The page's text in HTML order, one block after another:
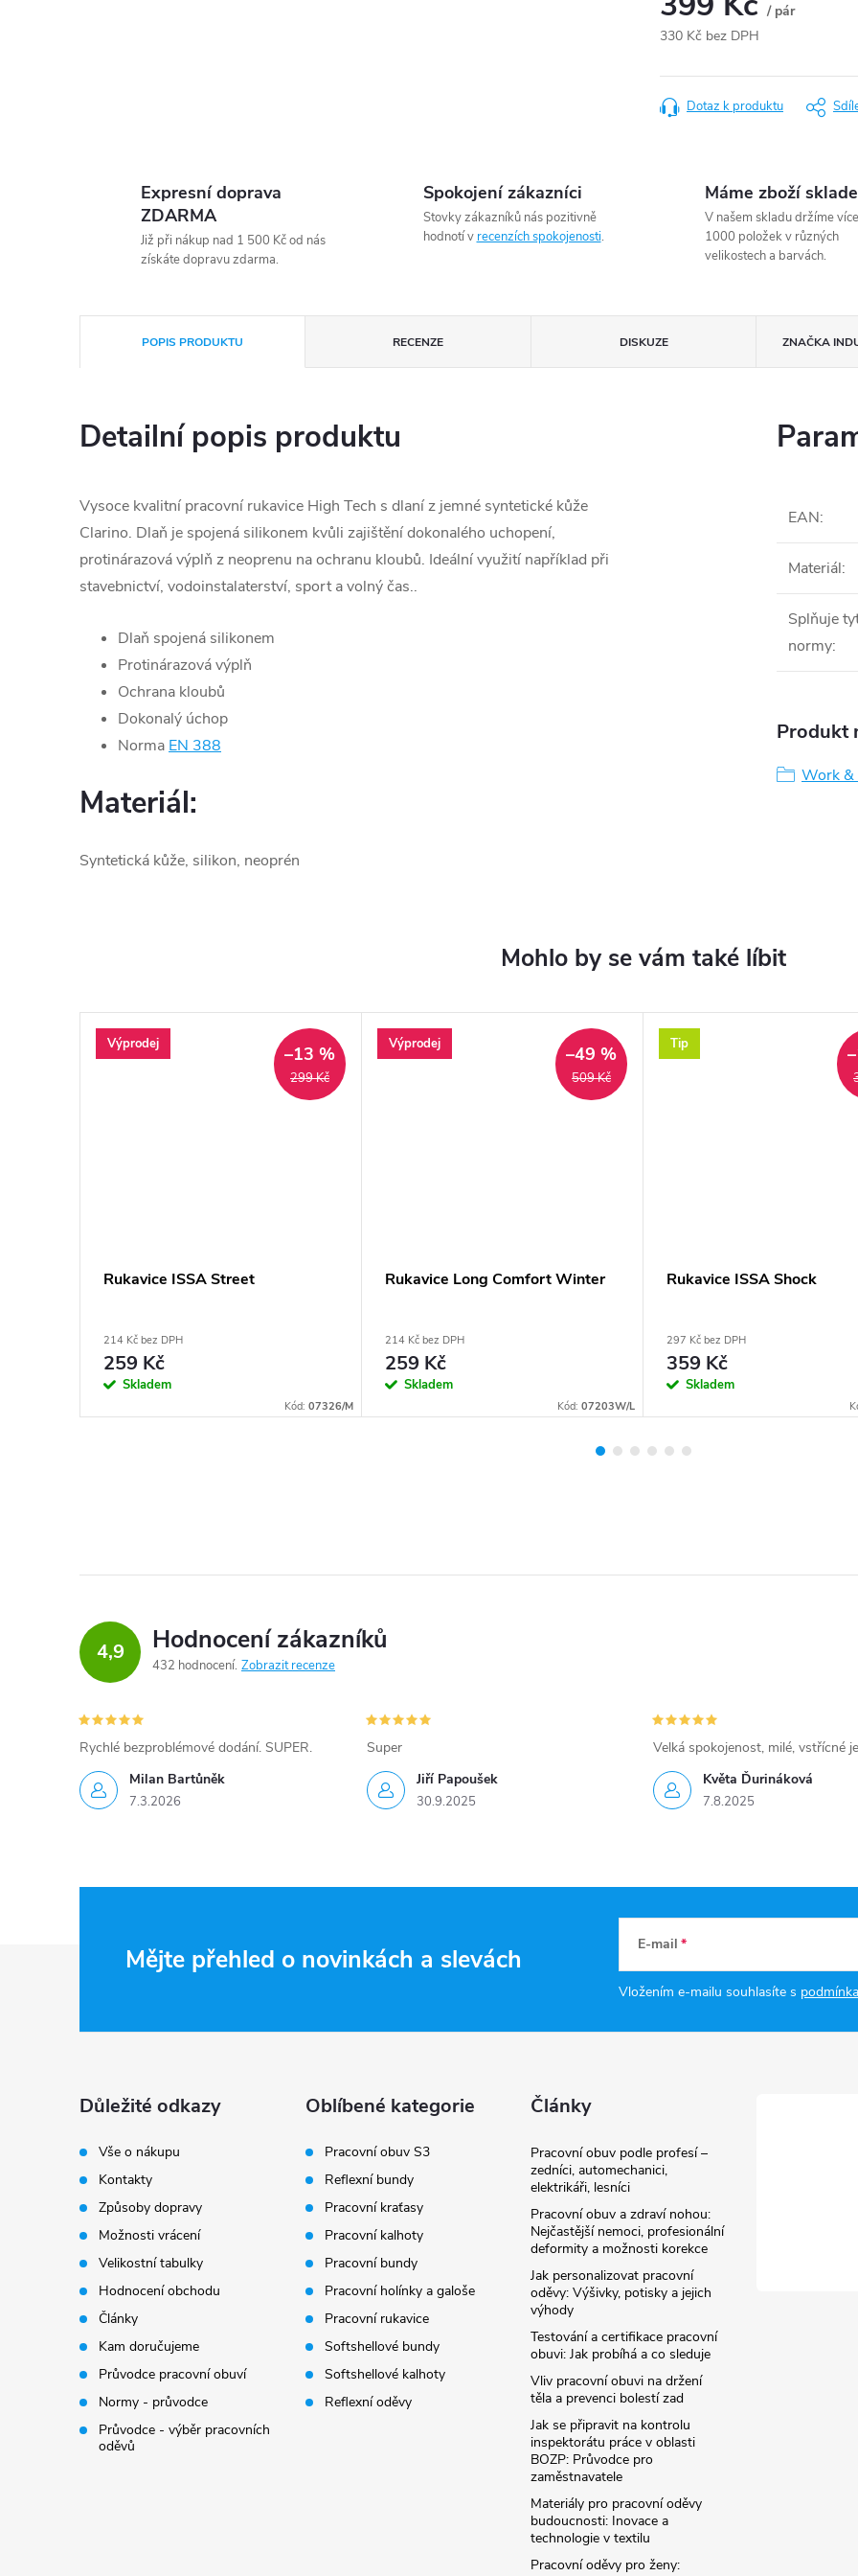
/ pár
330 Kč bez DPH
cena:
Dotaz k produktu
Expresní doprava
ZDARMA
Již při nákup nad 1 500 Kč od nás
získáte dopravu zdarma.
Spokojení zákazníci
Stovky zákazníků nás pozitivně
hodnotí v recenzích spokojenosti.
Máme zboží
V našem skladu držíme
1000 položek v různých
velikostech a barvách.
POPIS PRODUKTU RECENZE DISKUZE ZNAČKA
Detailní popis produktu
Vysoce kvalitní pracovní rukavice High Tech s dlaní z jemné syntetické kůže
Clarino. Dlaň je spojená silikonem kvůli zajištění dokonalého uchopení,
protinárazová výplň z neoprenu na ochranu kloubů. Ideální využití například při
stavebnictví, vodoinstalaterství, sport a volný čas..
Dlaň spojená silikonem
Protinárazová výplň
Ochrana kloubů
Dokonalý úchop
Norma EN 388
Materiál:
Syntetická kůže, silikon, neoprén
EAN:
Materiál:
Splňuje
normy:
Produkt
Work &
Výprodej
299 Kč
–13 %
Rukavice ISSA Street
214 Kč bez DPH
259 Kč
Skladem
Kód: 07326/M
Výprodej
509 Kč
–49 %
Rukavice Long Comfort Winter
214 Kč bez DPH
259 Kč
Skladem
Kód: 07203W/L
Tip
Rukavice ISSA Shock
297 Kč bez DPH
359 Kč
Skladem
4,9 Hodnocení zákazníků
432 hodnocení Zobrazit recenze
Milan Bartůněk
7.3.2026
Rychlé bezproblémové dodání. SUPER.
Jiří Papoušek
30.9.2025
Super
Květa Ďurináková
7.8.2025
Velká spokojenost, milé, vstřícné
Mějte přehled o novinkách a slevách E-mail
Vložením e-mailu souhlasíte s
Důležité odkazy
Vše o nákupu
Kontakty
Způsoby dopravy
Možnosti vrácení
Velikostní tabulky
Hodnocení obchodu
Články
Kam doručujeme
Průvodce pracovní obuví
Normy - průvodce
Průvodce - výběr pracovních
oděvů
Oblíbené kategorie
Pracovní obuv S3
Reflexní bundy
Pracovní kraťasy
Pracovní kalhoty
Pracovní bundy
Pracovní holínky a galoše
Pracovní rukavice
Softshellové bundy
Softshellové kalhoty
Reflexní oděvy
Články
Pracovní obuv podle profesí –
zedníci, automechanici,
elektrikáři, lesníci
Pracovní obuv a zdraví nohou:
Nejčastější nemoci, profesionální
deformity a možnosti korekce
Jak personalizovat pracovní
oděvy: Výšivky, potisky a jejich
výhody
Testování a certifikace pracovní
obuvi: Jak probíhá a co sleduje
Vliv pracovní obuvi na držení
těla a prevenci bolestí zad
Jak se připravit na kontrolu
inspektorátu práce v oblasti
BOZP: Průvodce pro
zaměstnavatele
Materiály pro pracovní oděvy
budoucnosti: Inovace a
technologie v textilu
Pracovní oděvy pro ženy: